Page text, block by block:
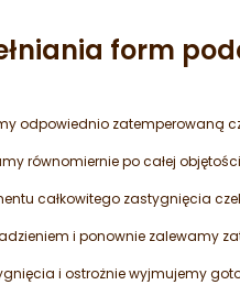
form
odpowiednio zatemperowaną
równomiernie po całej
całkowitego zastygnięcia
i ponownie zalewamy
i ostrożnie wyjmujemy